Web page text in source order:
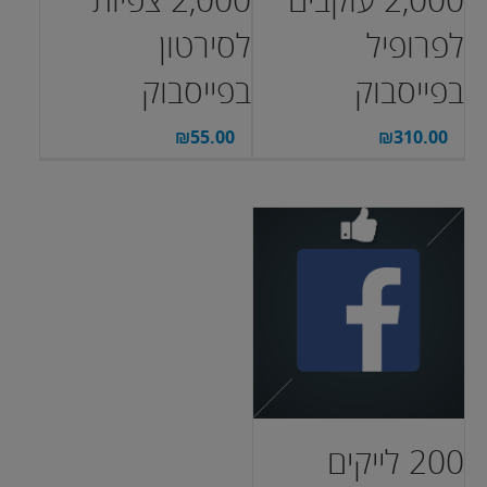
לפרופיל
בפייסבוק
₪310.00
לסירטון
בפייסבוק
₪55.00
200 לייקים